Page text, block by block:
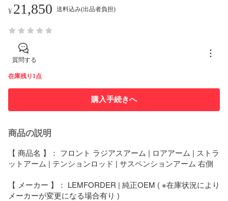
¥21,850 送料込み(出品者負担)
質問する
在庫残り1点
購入手続きへ
商品の説明
【 商品名 】： フロント ラジアスアーム | ロアアーム | ストラ
ットアーム | テンションロッド | サスペンションアーム 右側
【 メーカー 】： LEMFORDER | 純正OEM ( ※在庫状況により
メーカーが変更になる場合有り )